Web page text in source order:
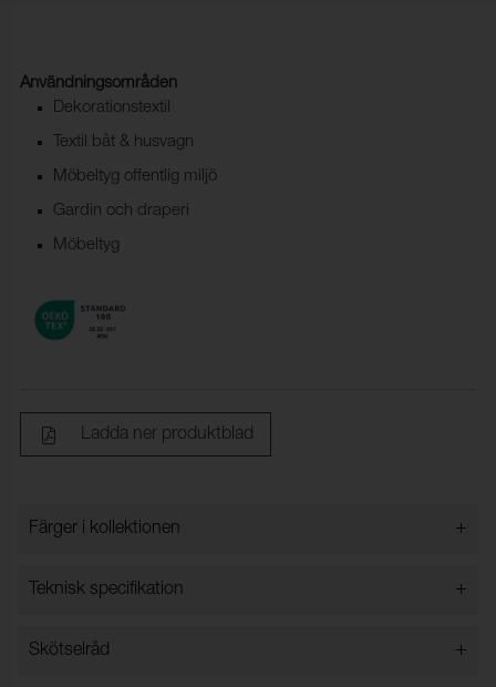
Användningsområden
Dekorationstextil
Textil båt & husvagn
Möbeltyg offentlig miljö
Gardin och draperi
Möbeltyg
Ladda ner produktblad
Färger i kollektionen +
Färger i kollektionen
Teknisk specifikation +
Bredd:
Skötselråd +